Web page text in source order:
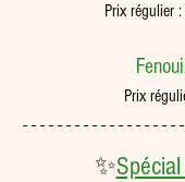
Prix régulier
Prix
✨